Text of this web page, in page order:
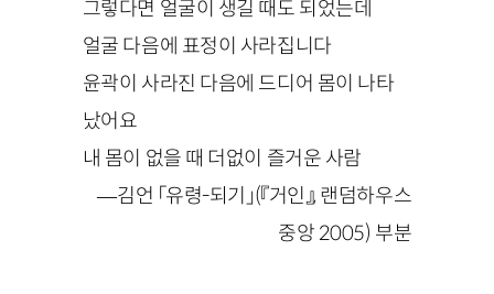
그렇다면 얼굴이 생길 때도 되었는데
얼굴 다음에 표정이 사라집니다
윤곽이 사라진 다음에 드디어 몸이 나타
났어요
내 몸이 없을 때 더없이 즐거운 사람
—김언 「유령-되기」(『거인』, 랜덤하우스
중앙 2005) 부분